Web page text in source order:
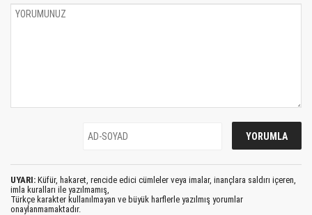
UYARI: Küfür, hakaret, rencide edici cümleler veya imalar, inançlara saldırı içeren,
imla kuralları ile yazılmamış,
Türkçe karakter kullanılmayan ve büyük harflerle yazılmış yorumlar
onaylanmamaktadır.